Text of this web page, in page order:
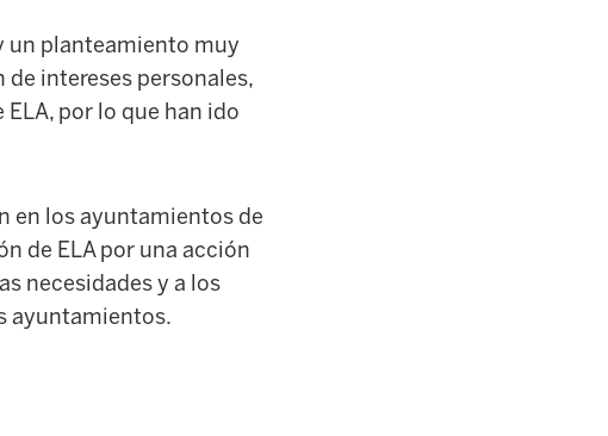
un planteamiento muy
intereses personales,
por lo que han ido
en los ayuntamientos de
de ELA por una acción
necesidades y a los
ayuntamientos.